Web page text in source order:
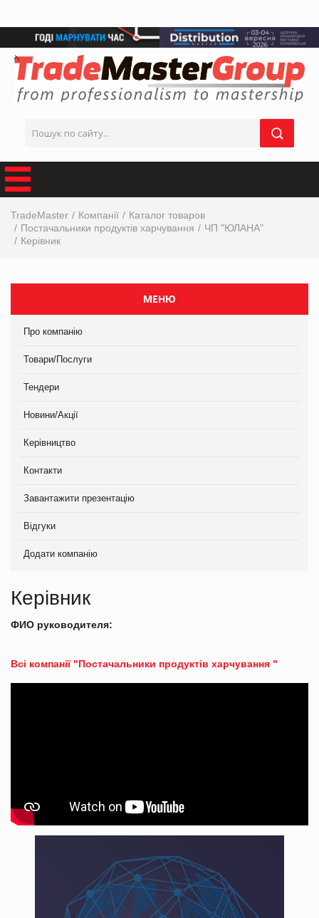
TradeMaster Компанії
Каталог товаров
Постачальники продуктів харчування
ЧП "ЮЛАНА"
Керівник
МЕНЮ
Про компанію
Товари/Послуги
Тендери
Новини/Акції
Керівництво
Контакти
Завантажити презентацію
Відгуки
Додати компанію
Керівник
ФИО руководителя:
Всі компанії "Постачальники продуктів харчування "